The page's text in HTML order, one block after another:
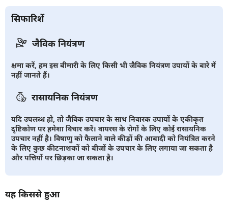
सिफारिशें
जैविक नियंत्रण
क्षमा करें, हम इस बीमारी के लिए किसी भी जैविक नियंत्रण उपायों के बारे में
नहीं जानते हैं।
रासायनिक नियंत्रण
यदि उपलब्ध हो, तो जैविक उपचार के साथ निवारक उपायों के एकीकृत
दृष्टिकोण पर हमेशा विचार करें। वायरस के रोगों के लिए कोई रासायनिक
उपचार नहीं है। विषाणु को फैलाने वाले कीड़ों की आबादी को नियंत्रित करने
के लिए कुछ कीटनाशकों को बीजों के उपचार के लिए लगाया जा सकता है
और पत्तियों पर छिड़का जा सकता है।
यह किससे हुआ